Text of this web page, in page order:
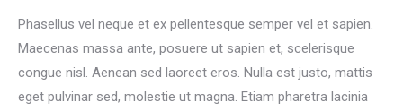
Phasellus vel neque et ex pellentesque semper vel et sapien.
Maecenas massa ante, posuere ut sapien et, scelerisque
congue nisl. Aenean sed laoreet eros. Nulla est justo, mattis
eget pulvinar sed, molestie ut magna. Etiam pharetra lacinia